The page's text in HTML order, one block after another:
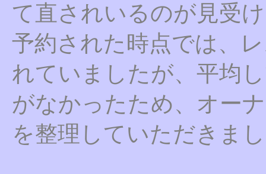
て直されいるのが見受
予約された時点では、
れていましたが、平均
がなかったため、オー
を整理していただきま